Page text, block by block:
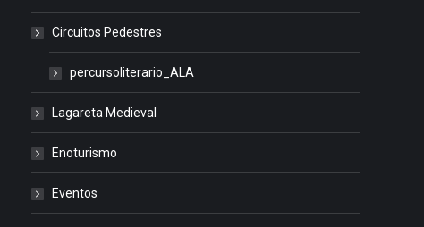
Circuitos Pedestres
percursoliterario_ALA
Lagareta Medieval
Enoturismo
Eventos